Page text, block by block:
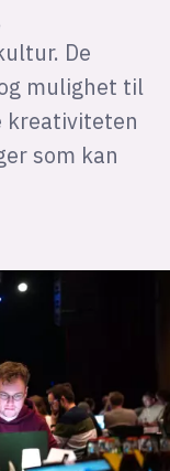
De
mulighet til
kreativiteten
som kan